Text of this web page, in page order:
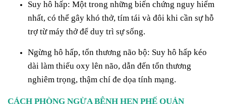
Suy hô hấp: Một trong những biến chứng nguy hiểm
nhất, có thể gây khó thở, tím tái và đôi khi cần sự hỗ
trợ từ máy thở để duy trì sự sống.
Ngừng hô hấp, tổn thương não bộ: Suy hô hấp kéo
dài làm thiếu oxy lên não, dẫn đến tổn thương
nghiêm trọng, thậm chí đe dọa tính mạng.
CÁCH PHÒNG NGỪA BỆNH HEN PHẾ QUẢN